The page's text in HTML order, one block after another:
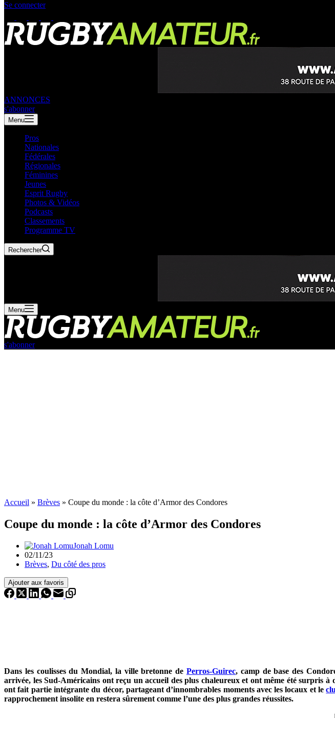
Se connecter
ANNONCES
s'abonner
Menu
Pros
Nationales
Fédérales
Régionales
Féminines
Jeunes
Esprit Rugby
Photos & Vidéos
Podcasts
Classements
Programme TV
Rechercher
Menu
s'abonner
Accueil » Brèves » Coupe du monde : la côte d’Armor des Condores
Coupe du monde : la côte d’Armor des Condores
Jonah Lomu
02/11/23
Brèves, Du côté des pros
Ajouter aux favoris
Dans les coulisses du Mondial, la ville bretonne de Perros-Guirec, camp de base des
arrivée, les Sud-Américains ont reçu un accueil des plus chaleureux et ont même été surpris à
ont fait partie intégrante du décor, partageant d’innombrables moments avec les locaux et le
rapprochement insolite en restera sûrement comme l’une des plus grandes réussites.